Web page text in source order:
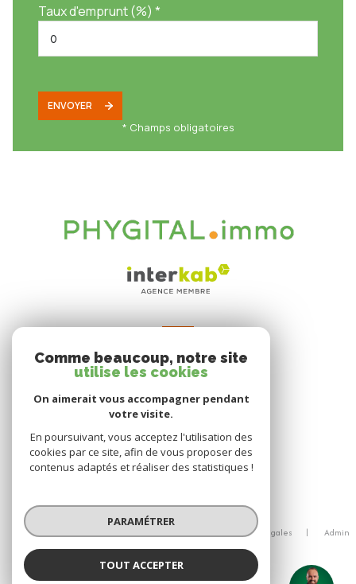
Taux d'emprunt (%) *
ENVOYER
* Champs obligatoires
Sébastien Vidal
Espace propriétaire
© 2026 | Tous droits réservés
Mentions légales
Admin
Comme beaucoup, notre site
utilise les cookies
On aimerait vous accompagner pendant
votre visite.
En poursuivant, vous acceptez l'utilisation des
cookies par ce site, afin de vous proposer des
contenus adaptés et réaliser des statistiques !
PARAMÉTRER
TOUT ACCEPTER